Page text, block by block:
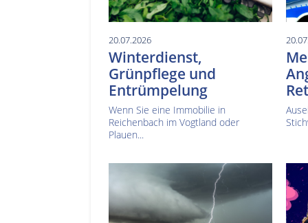
20.07.2026
Winterdienst,
Grünpflege und
Entrümpelung
Wenn Sie eine Immobilie in
Reichenbach im Vogtland oder
Plauen...